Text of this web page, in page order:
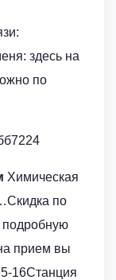
здесь на
по
Химическая
по
прием вы
16Станция